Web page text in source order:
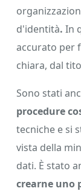
d'identità. In
accurato per
chiara, dal
Sono stati
procedure
tecniche e si
vista della
dati. È stato
crearne uno